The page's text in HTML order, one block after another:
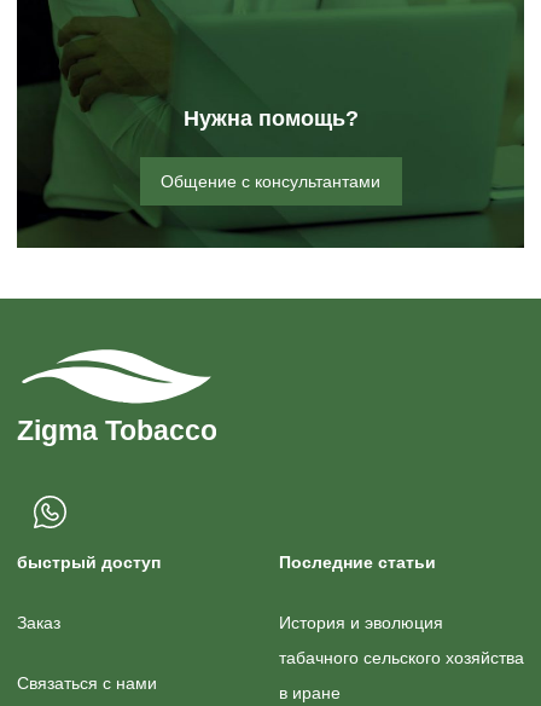
Нужна помощь?
Общение с консультантами
быстрый доступ
Заказ
Связаться с нами
Последние статьи
История и эволюция
табачного сельского хозяйства
в иране